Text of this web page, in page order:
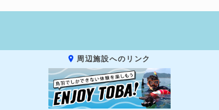
周辺施設へのリンク